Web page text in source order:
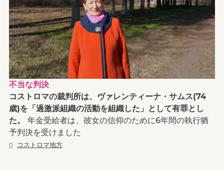
不当な判決
コストロマの裁判所は、ヴァレンティーナ・サムス(74
歳)を「過激派組織の活動を組織した」として有罪とし
た。 年金受給者は、彼女の信仰のために6年間の執行猶
予判決を受けました
コストロマ地方